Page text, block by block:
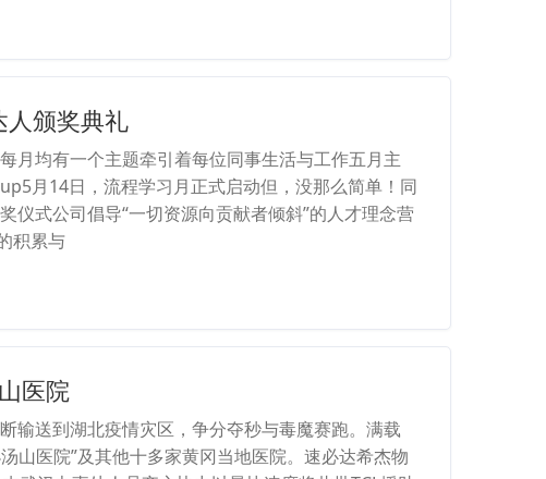
颁奖典礼
月均有一个主题牵引着每位同事生活与工作五月主
月14日，流程学习月正式启动但，没那么简单！同
仪式公司倡导“一切资源向贡献者倾斜”的人才理念营
积累与
医院
输送到湖北疫情灾区，争分夺秒与毒魔赛跑。满载
山医院”及其他十多家黄冈当地医院。速必达希杰物